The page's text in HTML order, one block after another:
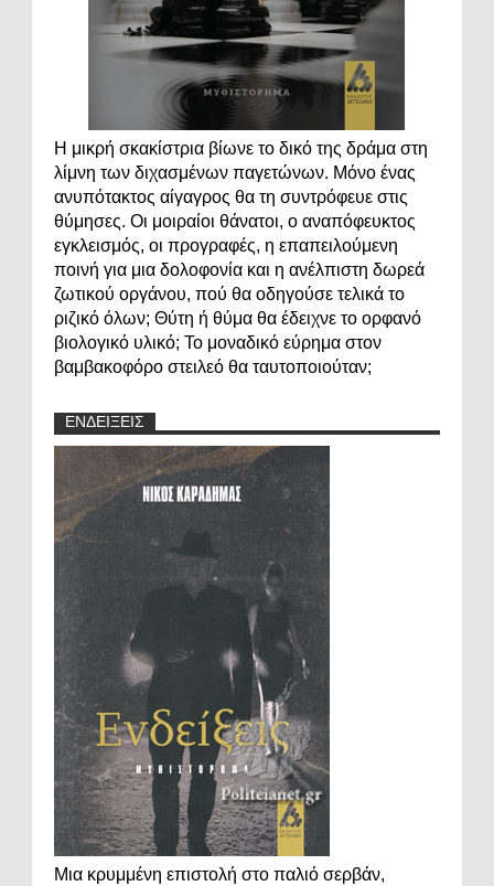
Η μικρή σκακίστρια βίωνε το δικό της δράμα στη
λίμνη των διχασμένων παγετώνων. Μόνο ένας
ανυπότακτος αίγαγρος θα τη συντρόφευε στις
θύμησες. Οι μοιραίοι θάνατοι, ο αναπόφευκτος
εγκλεισμός, οι προγραφές, η επαπειλούμενη
ποινή για μια δολοφονία και η ανέλπιστη δωρεά
ζωτικού οργάνου, πού θα οδηγούσε τελικά το
ριζικό όλων; Θύτη ή θύμα θα έδειχνε το ορφανό
βιολογικό υλικό; Το μοναδικό εύρημα στον
βαμβακοφόρο στειλεό θα ταυτοποιούταν;
ΕΝΔΕΙΞΕΙΣ
Μια κρυμμένη επιστολή στο παλιό σερβάν,